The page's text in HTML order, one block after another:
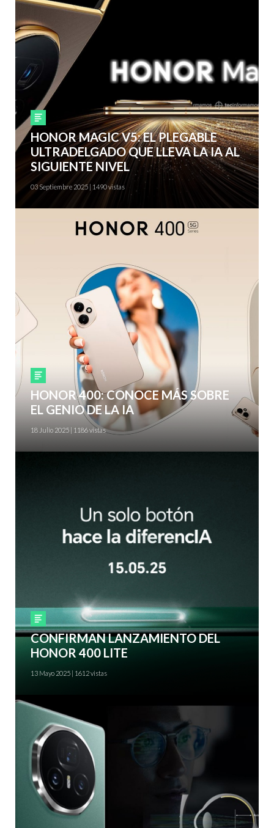
Smartphones
HONOR MAGIC V5: EL PLEGABLE
ULTRADELGADO QUE LLEVA LA IA AL
SIGUIENTE NIVEL
03 Septiembre 2025 | 1490 vistas
Smartphones
HONOR 400: CONOCE MÁS SOBRE
EL GENIO DE LA IA
18 Julio 2025 | 1186 vistas
Smartphones
CONFIRMAN LANZAMIENTO DEL
HONOR 400 LITE
13 Mayo 2025 | 1612 vistas